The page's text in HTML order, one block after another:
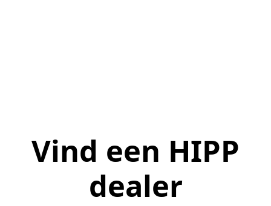
Vind een HIPP
dealer